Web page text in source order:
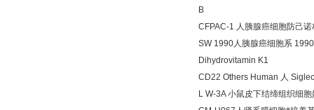
B
CFPAC-1 人胰腺癌细胞防己
SW 1990人胰腺癌细胞系
Dihydrovitamin K1
CD22 Others Human 人
L W-3A小鼠皮下结缔组织细胞